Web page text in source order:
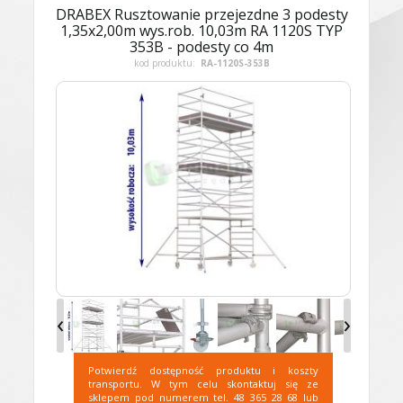
DRABEX Rusztowanie przejezdne 3 podesty
1,35x2,00m wys.rob. 10,03m RA 1120S TYP
353B - podesty co 4m
kod produktu: RA-1120S-353B
Potwierdź dostępność produktu i koszty
transportu. W tym celu skontaktuj się ze
sklepem pod numerem tel. 48 365 28 68 lub
‹ ›